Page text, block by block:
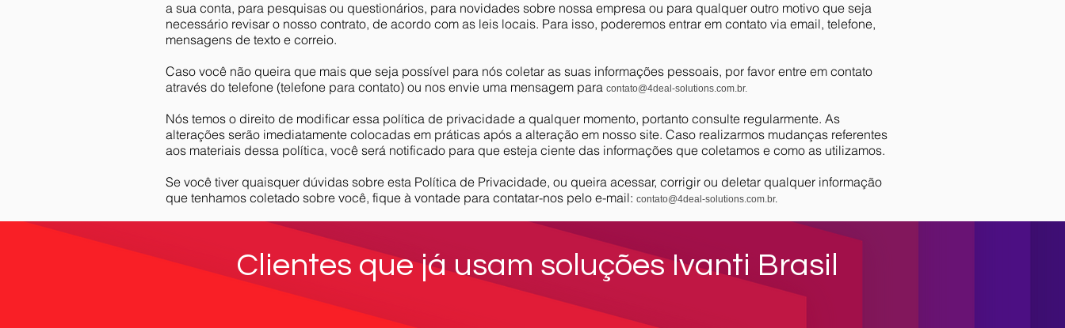
a sua conta, para pesquisas ou questionários, para novidades sobre nossa empresa ou para qualquer outro motivo que seja
necessário revisar o nosso contrato, de acordo com as leis locais. Para isso, poderemos entrar em contato via email, telefone,
mensagens de texto e correio.
Caso você não queira que mais que seja possível para nós coletar as suas informações pessoais, por favor entre em contato
através do telefone (telefone para contato) ou nos envie uma mensagem para contato@4deal-solutions.com.br.
Nós temos o direito de modificar essa política de privacidade a qualquer momento, portanto consulte regularmente. As
alterações serão imediatamente colocadas em práticas após a alteração em nosso site. Caso realizarmos mudanças referentes
aos materiais dessa política, você será notificado para que esteja ciente das informações que coletamos e como as utilizamos.
Se você tiver quaisquer dúvidas sobre esta Política de Privacidade, ou queira acessar, corrigir ou deletar qualquer informação
que tenhamos coletado sobre você, fique à vontade para contatar-nos pelo e-mail: contato@4deal-solutions.com.br.
Clientes que já usam soluções Ivanti Brasil